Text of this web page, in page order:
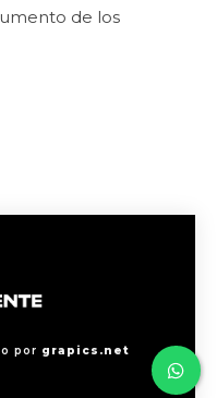
de los
por grapics.net